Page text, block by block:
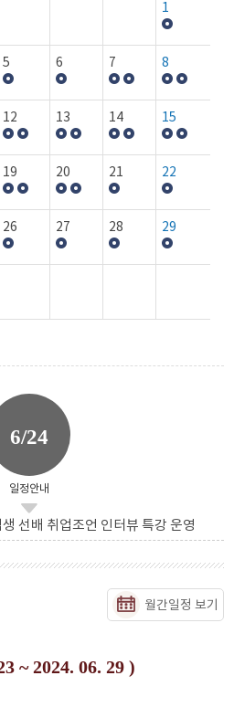
1
5 6 7 8
12 13 14 15
19 20 21 22
26 27 28 29
6/24
일정안내
선배 취업조언 인터뷰 특강 운영
월간일정 보기
~ 2024. 06. 29 )